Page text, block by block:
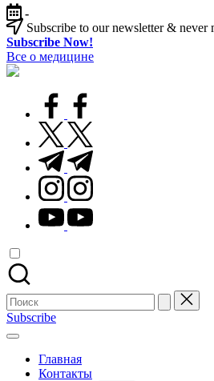
Перейти
к
содержимому
-
Subscribe to our newsletter & never
Subscribe Now!
Все о медицине
Лечитесь
facebook.com
twitter.com
t.me
instagram.com
youtube.com
Поиск
для:
Subscribe
Главная
Контакты